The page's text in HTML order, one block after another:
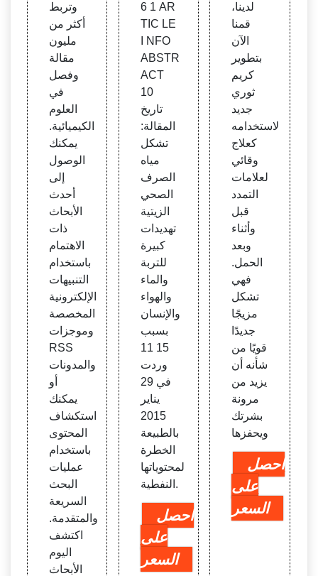
وتربط
أكثر من
مليون
مقالة
وفصل
في
العلوم
الكيميائية.
يمكنك
الوصول
إلى
أحدث
الأبحاث
ذات
الاهتمام
باستخدام
التنبيهات
الإلكترونية
المخصصة
وموجزات
RSS
والمدونات
أو
يمكنك
استكشاف
المحتوى
باستخدام
عمليات
البحث
السريعة
والمتقدمة.
اكتشف
اليوم
الأبحاث
1 6 AR
TIC LE
I NFO
ABSTR
ACT
10
تاريخ
المقالة:
تشكل
مياه
الصرف
الصحي
الزيتية
تهديدات
كبيرة
للتربة
والماء
والهواء
والإنسان
بسبب
15 11
وردت
في 29
يناير
2015
بالطبيعة
الخطرة
لمحتوياتها
النفطية.
احصل
على
السعر
لدينا،
قمنا
الآن
بتطوير
كريم
ثوري
جديد
لاستخدامه
كعلاج
وقائي
لعلامات
التمدد
قبل
وأثناء
وبعد
الحمل.
فهي
تشكل
مزيجًا
جديدًا
قويًا من
شأنه أن
يزيد من
مرونة
بشرتك
ويحفزها
احصل
على
السعر